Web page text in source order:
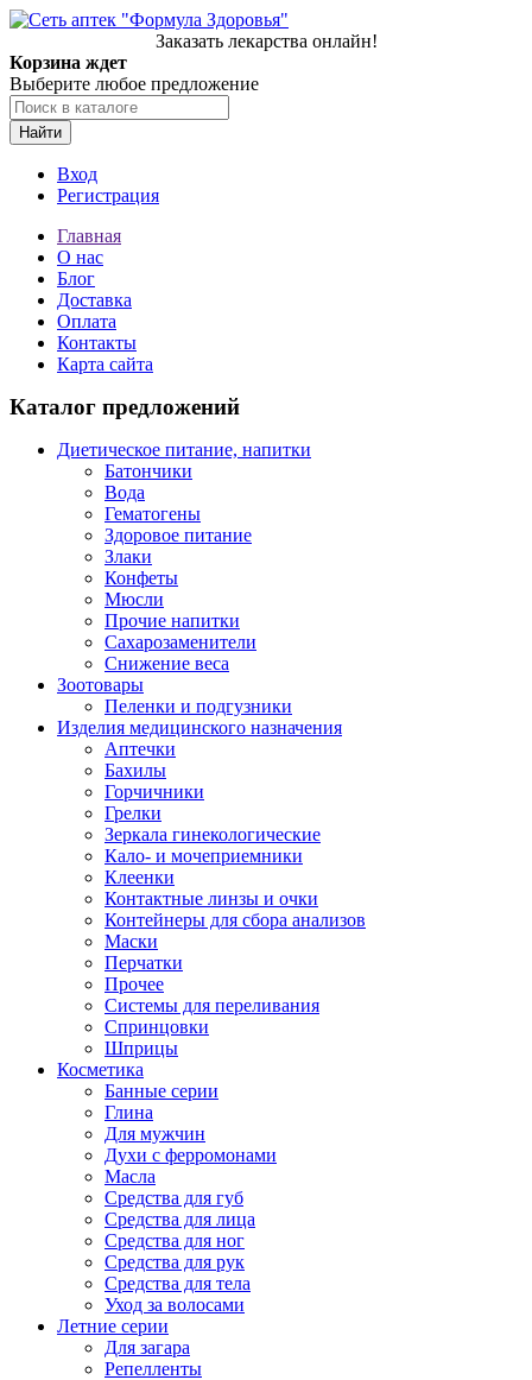
Заказать лекарства онлайн!
Корзина ждет
Выберите любое предложение
Найти
Вход
Регистрация
Главная
О нас
Блог
Доставка
Оплата
Контакты
Карта сайта
Каталог предложений
Диетическое питание, напитки
Батончики
Вода
Гематогены
Здоровое питание
Злаки
Конфеты
Мюсли
Прочие напитки
Сахарозаменители
Снижение веса
Зоотовары
Пеленки и подгузники
Изделия медицинского назначения
Аптечки
Бахилы
Горчичники
Грелки
Зеркала гинекологические
Кало- и мочеприемники
Клеенки
Контактные линзы и очки
Контейнеры для сбора анализов
Маски
Перчатки
Прочее
Системы для переливания
Спринцовки
Шприцы
Косметика
Банные серии
Глина
Для мужчин
Духи с ферромонами
Масла
Средства для губ
Средства для лица
Средства для ног
Средства для рук
Средства для тела
Уход за волосами
Летние серии
Для загара
Репелленты